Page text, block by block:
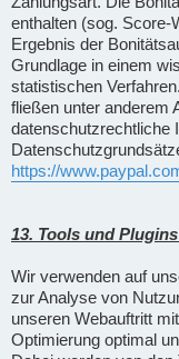
enthalten (sog. Score-
Ergebnis der
Grundlage in einem
statistischen
fließen unter anderem
datenschutzrechtliche
https://
13. Tools und
Wir verwenden auf
zur Analyse von
unseren Webauftritt
Optimierung optimal